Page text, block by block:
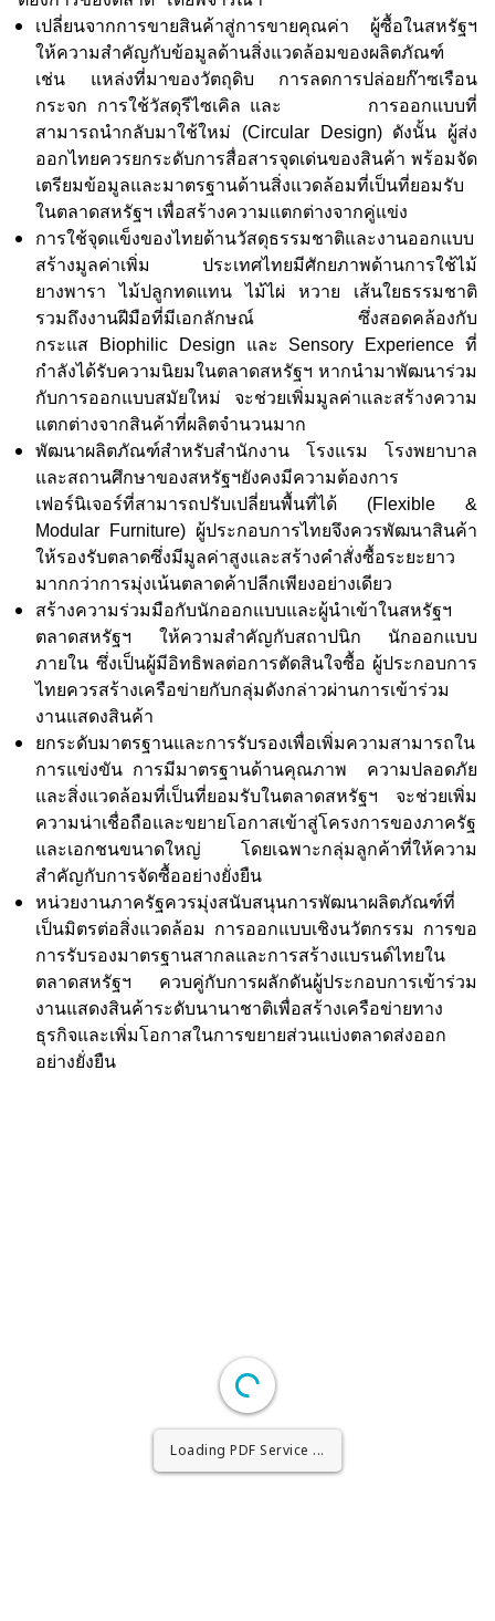
เปลี่ยนจากการขายสินค้าสู่การขายคุณค่า ผู้ซื้อในสหรัฐฯ
ให้ความสำคัญกับข้อมูลด้านสิ่งแวดล้อมของผลิตภัณฑ์
เช่น แหล่งที่มาของวัตถุดิบ การลดการปล่อยก๊าซเรือน
กระจก การใช้วัสดุรีไซเคิล และ การออกแบบที่
สามารถนำกลับมาใช้ใหม่ (Circular Design) ดังนั้น ผู้ส่ง
ออกไทยควรยกระดับการสื่อสารจุดเด่นของสินค้า พร้อมจัด
เตรียมข้อมูลและมาตรฐานด้านสิ่งแวดล้อมที่เป็นที่ยอมรับ
ในตลาดสหรัฐฯ เพื่อสร้างความแตกต่างจากคู่แข่ง
การใช้จุดแข็งของไทยด้านวัสดุธรรมชาติและงานออกแบบ
สร้างมูลค่าเพิ่ม ประเทศไทยมีศักยภาพด้านการใช้ไม้
ยางพารา ไม้ปลูกทดแทน ไม้ไผ่ หวาย เส้นใยธรรมชาติ
รวมถึงงานฝีมือที่มีเอกลักษณ์ ซึ่งสอดคล้องกับ
กระแส
Biophilic Design และ Sensory Experienceที่
กำลังได้รับความนิยมในตลาดสหรัฐฯ หากนำมาพัฒนาร่วม
กับการออกแบบสมัยใหม่ จะช่วยเพิ่มมูลค่าและสร้างความ
แตกต่างจากสินค้าที่ผลิตจำนวนมาก
พัฒนาผลิตภัณฑ์สำหรับสำนักงาน โรงแรม โรงพยาบาล
และสถานศึกษาของสหรัฐฯยังคงมีความต้องการ
เฟอร์นิเจอร์ที่สามารถปรับเปลี่ยนพื้นที่ได้ (Flexible &
Modular Furniture) ผู้ประกอบการไทยจึงควรพัฒนาสินค้า
ให้รองรับตลาดซึ่งมีมูลค่าสูงและสร้างคำสั่งซื้อระยะยาว
มากกว่าการมุ่งเน้นตลาดค้าปลีกเพียงอย่างเดียว
สร้างความร่วมมือกับนักออกแบบและผู้นำเข้าในสหรัฐฯ
ตลาดสหรัฐฯ ให้ความสำคัญกับสถาปนิก นักออกแบบ
ภายใน ซึ่งเป็นผู้มีอิทธิพลต่อการตัดสินใจซื้อ ผู้ประกอบการ
ไทยควรสร้างเครือข่ายกับกลุ่มดังกล่าวผ่านการเข้าร่วม
งานแสดงสินค้า
ยกระดับมาตรฐานและการรับรองเพื่อเพิ่มความสามารถใน
การแข่งขัน การมีมาตรฐานด้านคุณภาพ ความปลอดภัย
และสิ่งแวดล้อมที่เป็นที่ยอมรับในตลาดสหรัฐฯ จะช่วยเพิ่ม
ความน่าเชื่อถือและขยายโอกาสเข้าสู่โครงการของภาครัฐ
และเอกชนขนาดใหญ่ โดยเฉพาะกลุ่มลูกค้าที่ให้ความ
สำคัญกับการจัดซื้ออย่างยั่งยืน
หน่วยงานภาครัฐควรมุ่งสนับสนุนการพัฒนาผลิตภัณฑ์ที่
เป็นมิตรต่อสิ่งแวดล้อม การออกแบบเชิงนวัตกรรม การขอ
การรับรองมาตรฐานสากลและการสร้างแบรนด์ไทยใน
ตลาดสหรัฐฯ ควบคู่กับการผลักดันผู้ประกอบการเข้าร่วม
งานแสดงสินค้าระดับนานาชาติเพื่อสร้างเครือข่ายทาง
ธุรกิจและเพิ่มโอกาสในการขยายส่วนแบ่งตลาดส่งออก
อย่างยั่งยืน
Loading PDF Worker ...
Loading PDF Service ...